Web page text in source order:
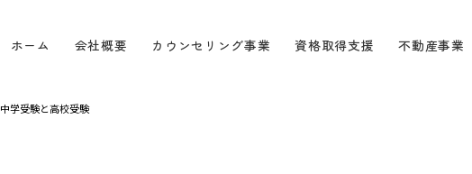
ホーム 会社概要 カウンセリング事業 資格取得支援 不動産事業
中学受験と高校受験